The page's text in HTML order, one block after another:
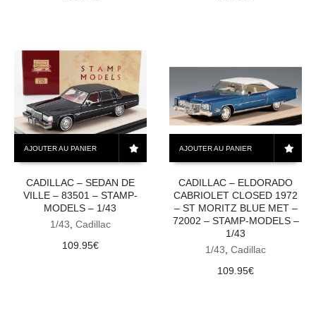
AJOUTER AU PANIER
CADILLAC – SEDAN DE
VILLE – 83501 – STAMP-
MODELS – 1/43
1/43, Cadillac
109.95€
AJOUTER AU PANIER
CADILLAC – ELDORADO
CABRIOLET CLOSED 1972
– ST MORITZ BLUE MET –
72002 – STAMP-MODELS –
1/43
1/43,Cadillac
109.95€